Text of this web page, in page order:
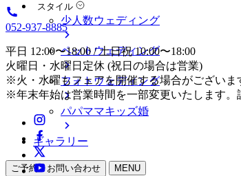
スタイル
少人数ウェディング
ペットウェディング
フォトウェディング
パパママキッズ婚
ギャラリー
ご予約・お問い合わせ MENU
052-937-8885
平日 12:00〜18:00 / 土日祝 10:00〜18:00
火曜日・水曜日定休 (祝日の場合は営業)
※火・水曜もフェアを開催する場合がございま
※年末年始は営業時間を一部変更いたします。